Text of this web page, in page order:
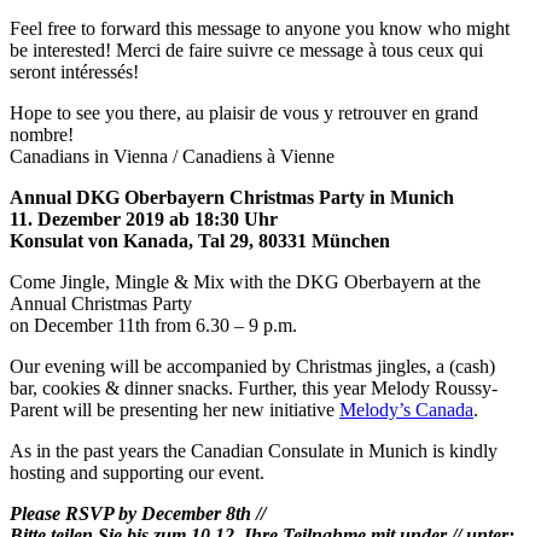
Feel free to forward this message to anyone you know who might
be interested! Merci de faire suivre ce message à tous ceux qui
seront intéressés!
Hope to see you there, au plaisir de vous y retrouver en grand
nombre!
Canadians in Vienna / Canadiens à Vienne
Annual DKG Oberbayern Christmas Party in Munich
11. Dezember 2019 ab 18:30 Uhr
Konsulat von Kanada, Tal 29, 80331 München
Come Jingle, Mingle & Mix with the DKG Oberbayern at the
Annual Christmas Party
on December 11th from 6.30 – 9 p.m.
Our evening will be accompanied by Christmas jingles, a (cash)
bar, cookies & dinner snacks. Further, this year Melody Roussy-
Parent will be presenting her new initiative Melody’s Canada.
As in the past years the Canadian Consulate in Munich is kindly
hosting and supporting our event.
Please RSVP by December 8th //